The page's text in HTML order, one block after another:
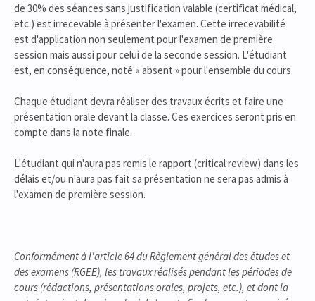
de 30% des séances sans justification valable (certificat médical,
etc.) est irrecevable à présenter l'examen. Cette irrecevabilité
est d'application non seulement pour l'examen de première
session mais aussi pour celui de la seconde session. L'étudiant
est, en conséquence, noté « absent » pour l'ensemble du cours.
Chaque étudiant devra réaliser des travaux écrits et faire une
présentation orale devant la classe. Ces exercices seront pris en
compte dans la note finale.
L'étudiant qui n'aura pas remis le rapport (critical review) dans les
délais et/ou n'aura pas fait sa présentation ne sera pas admis à
l'examen de première session.
Conformément à l'article 64 du Règlement général des études et
des examens (RGEE), les travaux réalisés pendant les périodes de
cours (rédactions, présentations orales, projets, etc.), et dont la